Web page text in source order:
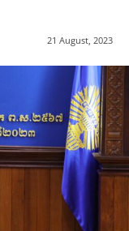
21 August, 2023